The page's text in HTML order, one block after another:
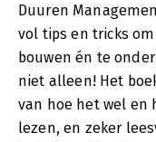
Duuren
vol tips en tricks
bouwen én te
niet alleen! Het
van hoe het wel en
lezen, en zeker